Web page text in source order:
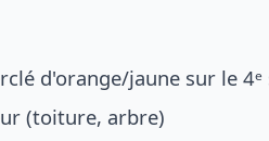
d'orange/jaune sur le
(toiture, arbre)